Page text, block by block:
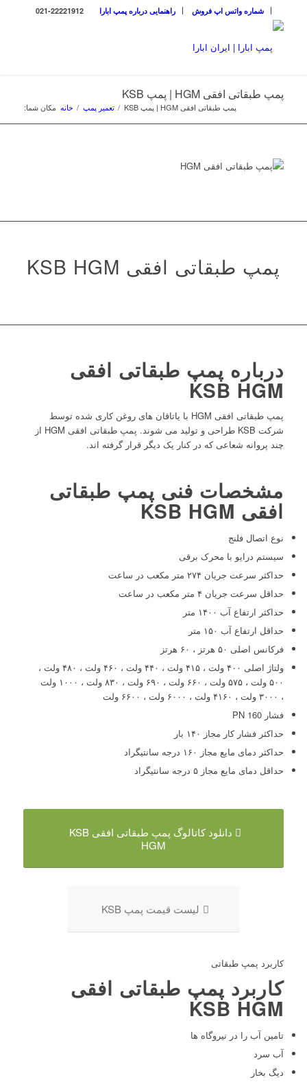
شماره واتس اپ فروش راهنمایی درباره پمپ ابارا 021-22221912
پمپ طبقاتی افقی HGM | پمپ KSB
مکان شما: خانه / تعمیر پمپ / پمپ طبقاتی افقی HGM | پمپ KSB
پمپ طبقاتی افقی KSB HGM
درباره پمپ طبقاتی افقی
KSB HGM
پمپ طبقاتی افقی HGM با یاتاقان های روغن کاری شده توسط
شرکت KSB طراحی و تولید می شوند. پمپ طبقاتی افقی HGM از
چند پروانه شعاعی که در کنار یک دیگر قرار گرفته اند.
مشخصات فنی پمپ طبقاتی
افقی KSB HGM
نوع اتصال فلنج
سیستم درایو با محرک برقی
حداکثر سرعت جریان ۲۷۴ متر مکعب در ساعت
حداقل سرعت جریان ۴ متر مکعب در ساعت
حداکثر ارتفاع آب ۱۴۰۰ متر
حداقل ارتفاع آب ۱۵۰ متر
فرکانس اصلی ۵۰ هرتز ، ۶۰ هرتز
ولتاژ اصلی ۴۰۰ ولت ، ۴۱۵ ولت ، ۴۴۰ ولت ، ۴۶۰ ولت ، ۴۸۰ ولت ،
۵۰۰ ولت ، ۵۷۵ ولت ، ۶۶۰ ولت ، ۶۹۰ ولت ، ۸۳۰ ولت ، ۱۰۰۰ ولت
، ۳۰۰۰ ولت ، ۴۱۶۰ ولت ، ۶۰۰۰ ولت ، ۶۶۰۰ ولت
فشار PN 160
حداکثر فشار کار مجاز ۱۴۰ بار
حداکثر دمای مایع مجاز ۱۶۰ درجه سانتیگراد
حداقل دمای مایع مجاز ۵ درجه سانتیگراد
دانلود کاتالوگ پمپ طبقاتی افقی KSB
HGM
لیست قیمت پمپ KSB
کاربرد پمپ طبقاتی
کاربرد پمپ طبقاتی افقی
KSB HGM
تامین آب را در نیروگاه ها
آب سرد
دیگ بخار